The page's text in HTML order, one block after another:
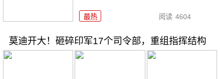
最热 阅读 4604
莫迪开大！砸碎印军17个司令部，重组指挥结构